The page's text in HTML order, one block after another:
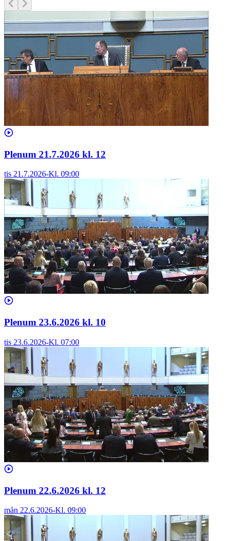
Plenum 21.7.2026 kl. 12
tis 21.7.2026-Kl. 09:00
Plenum 23.6.2026 kl. 10
tis 23.6.2026-Kl. 07:00
Plenum 22.6.2026 kl. 12
mån 22.6.2026-Kl. 09:00